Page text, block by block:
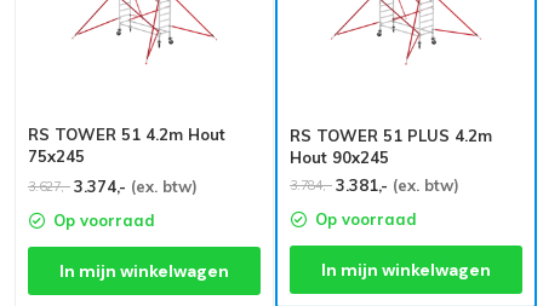
RS TOWER 51 4.2m Hout
75x245
3.627,- 3.374,- (ex. btw)
Op voorraad
In mijn winkelwagen
RS TOWER 51 PLUS 4.2m
Hout 90x245
3.784,- 3.381,- (ex. btw)
Op voorraad
In mijn winkelwagen